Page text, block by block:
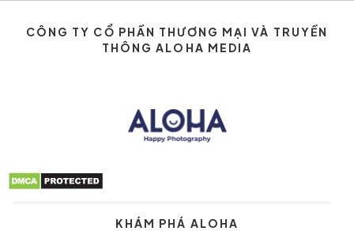
CÔNG TY CỔ PHẦN THƯƠNG MẠI VÀ TRUYỀN
THÔNG ALOHA MEDIA
KHÁM PHÁ ALOHA